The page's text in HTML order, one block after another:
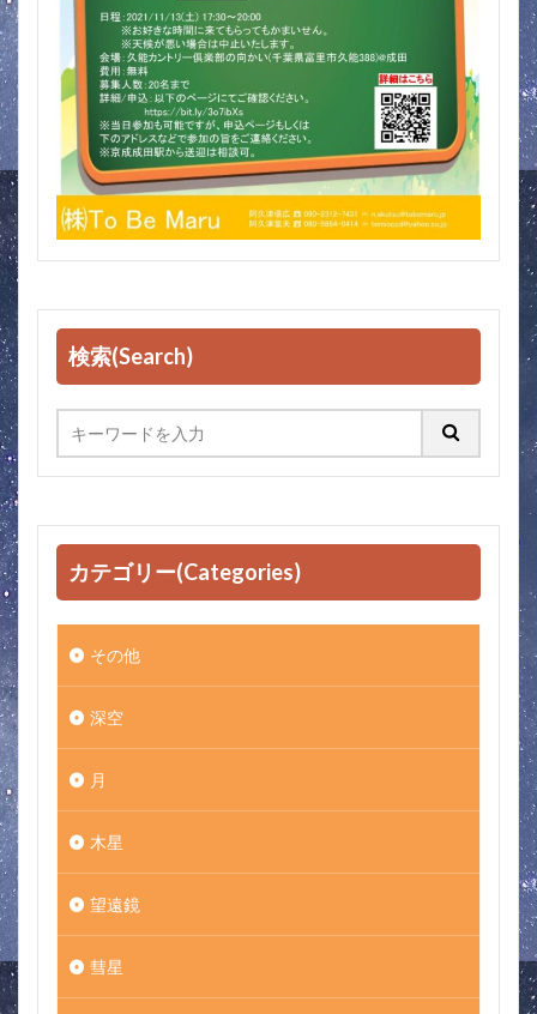
検索(Search)
カテゴリー(Categories)
その他
深空
月
木星
望遠鏡
彗星